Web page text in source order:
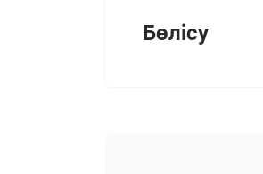
Бөлісу